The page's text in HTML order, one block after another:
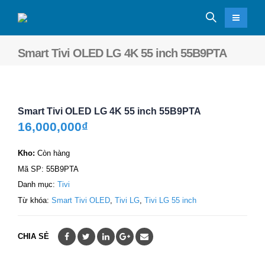
Smart Tivi OLED LG 4K 55 inch 55B9PTA
Smart Tivi OLED LG 4K 55 inch 55B9PTA
16,000,000₫
Kho: Còn hàng
Mã SP: 55B9PTA
Danh mục: Tivi
Từ khóa: Smart Tivi OLED Tivi LG Tivi LG 55 inch
CHIA SẺ